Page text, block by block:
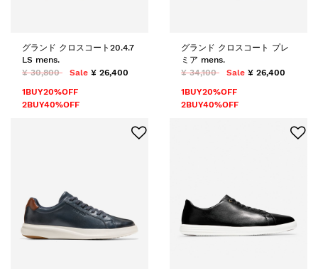
グランド クロスコート20.4.7
LS mens.
¥ 30,800
Sale ¥ 26,400
1BUY20%OFF
2BUY40%OFF
グランド クロスコート プレ
ミア mens.
¥ 34,100
Sale ¥ 26,400
1BUY20%OFF
2BUY40%OFF